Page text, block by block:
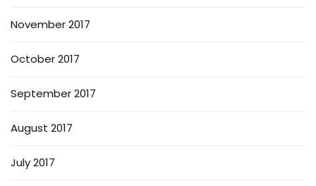
November 2017
October 2017
September 2017
August 2017
July 2017